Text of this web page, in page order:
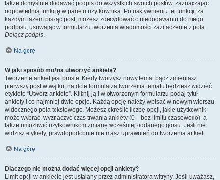
także domyślnie dodawać podpis do wszystkich swoich postów, zaznaczając
odpowiednią funkcję w panelu użytkownika. Po uaktywnieniu tej funkcji, za
każdym razem pisząc post, możesz zdecydować o niedodawaniu do niego
podpisu, usuwając w formularzu tworzenia wiadomości zaznaczenie z pola
Dołącz podpis.
Na górę
W jaki sposób można utworzyć ankietę?
Tworzenie ankiet jest proste. Kiedy tworzysz nowy temat bądź zmieniasz
pierwszy post w wątku, na dole formularza tworzenia tematu będziesz widzieć
etykietę “Utwórz ankietę”. Kliknij ją i w otworzonym formularzu podaj tytuł
ankiety i co najmniej dwie opcje. Każdą opcję należy wpisać w nowym wierszu
widocznego pola tekstowego. Możesz określić liczbę opcji, jakie użytkownik
może wybrać, wyznaczyć czas trwania ankiety (0 – bez limitu czasowego), a
także umożliwić użytkownikom zmianę wcześniej oddanego głosu. Jeśli nie
widzisz etykiety, prawdopodobnie nie masz uprawnień do tworzenia ankiet.
Na górę
Dlaczego nie można dodać więcej opcji ankiety?
Limit opcji w ankiecie jest ustalany przez administratora witryny. Jeśli uważasz,